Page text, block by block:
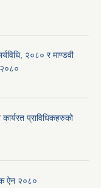
२०८० र माण्डवी
२०८०
कार्यरत प्राविधिकहरुको
ऐन २०८०